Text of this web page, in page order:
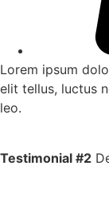
Lorem ipsum
elit tellus, luctus
leo.
Testimonial #2